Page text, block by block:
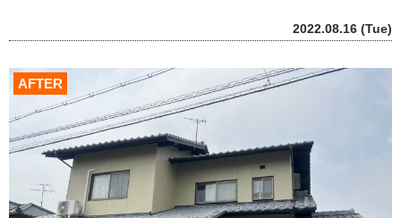
2022.08.16 (Tue)
AFTER